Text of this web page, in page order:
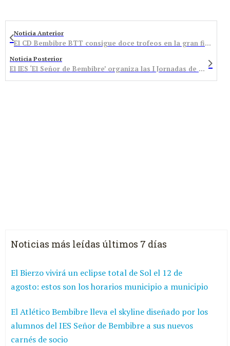
Noticia Anterior
El CD Bembibre BTT consigue doce trofeos en la gran final de la Copa Castilla y León de escuelas
Noticia Posterior
El IES ‘El Señor de Bembibre’ organiza las I Jornadas de Orientación Laboral para Jóvenes con Futuro
Noticias más leídas últimos 7 días
El Bierzo vivirá un eclipse total de Sol el 12 de
agosto: estos son los horarios municipio a municipio
El Atlético Bembibre lleva el skyline diseñado por los
alumnos del IES Señor de Bembibre a sus nuevos
carnés de socio